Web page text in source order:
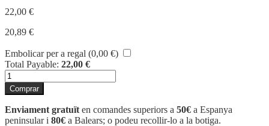
22,00 €
20,89 €
Embolicar per a regal (0,00 €)
Total Payable: 22,00 €
quantitat
de
¿SANTOS
O
DEMONIOS?
Comprar
Enviament gratuït en comandes superiors a 50€ a Espanya
peninsular i 80€ a Balears; o podeu recollir-lo a la botiga.